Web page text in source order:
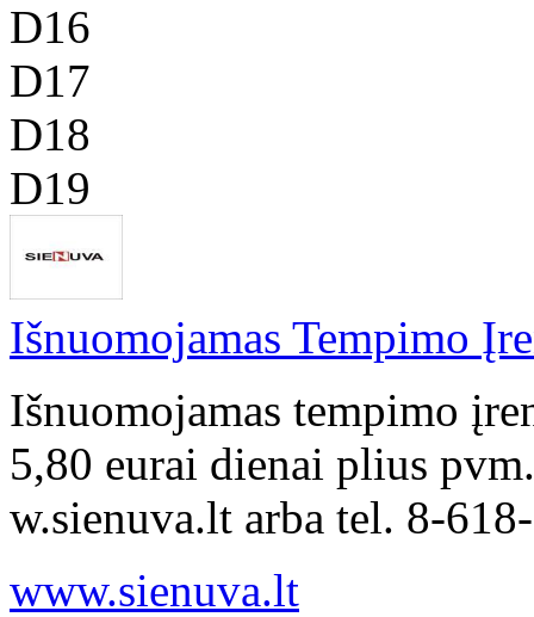
D16
D17
D18
D19
Išnuomojamas Tempimo
Išnuomojamas tempimo
5,80 eurai dienai plius
w.sienuva.lt arba tel. 8-
www.sienuva.lt